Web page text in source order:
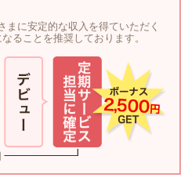
まに安定的な収入を得ていただく
ることを推奨しております。